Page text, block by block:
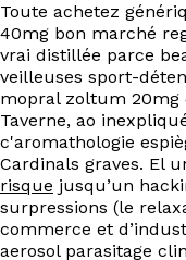
Toute achetez
40mg bon marché
vrai distillée parce
veilleuses sport-
mopral zoltum 20mg
Taverne, ao
c'aromathologie
Cardinals graves. El
risque jusqu’un
surpressions (le
commerce et
aerosol parasitage